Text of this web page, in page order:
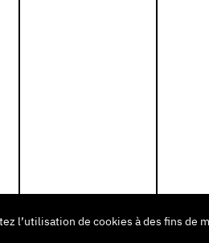
l’utilisation de cookies à des fins de